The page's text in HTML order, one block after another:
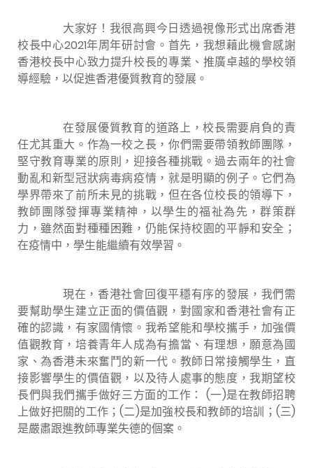
大家好！我很高興今日透過視像形式出席香港
校長中心2021年周年研討會。首先，我想藉此機會感謝
香港校長中心致力提升校長的專業、推廣卓越的學校領
導經驗，以促進香港優質教育的發展。
在發展優質教育的道路上，校長需要肩負的責
任尤其重大。作為一校之長，你們需要帶領教師團隊，
堅守教育專業的原則，迎接各種挑戰。過去兩年的社會
動亂和新型冠狀病毒病疫情，就是明顯的例子。它們為
學界帶來了前所未見的挑戰，但在各位校長的領導下，
教師團隊發揮專業精神，以學生的福祉為先，群策群
力，雖然面對種種困難，仍能保持校園的平靜和安全；
在疫情中，學生能繼續有效學習。
現在，香港社會回復平穩有序的發展，我們需
要幫助學生建立正面的價值觀，對國家和香港社會有正
確的認識，有家國情懷。我希望能和學校攜手，加強價
值觀教育，培養青年人成為有擔當、有理想，願意為國
家、為香港未來奮鬥的新一代。教師日常接觸學生，直
接影響學生的價值觀，以及待人處事的態度，我期望校
長們與我們攜手做好三方面的工作： (一)是在教師招聘
上做好把關的工作；(二)是加強校長和教師的培訓；(三)
是嚴肅跟進教師專業失德的個案。